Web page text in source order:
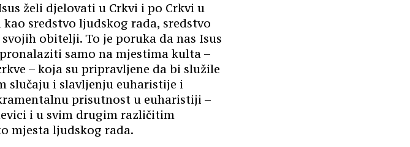
želi djelovati u Crkvi i po Crkvi u
sredstvo ljudskog rada, sredstvo
obitelji. To je poruka da nas Isus
samo na mjestima kulta –
– koja su pripravljene da bi služile
slučaju i slavljenju euharistije i
prisutnost u euharistiji –
i u svim drugim različitim
mjesta ljudskog rada.